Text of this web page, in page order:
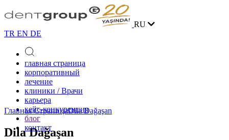
RU
TR EN DE
главная страница
корпоративный
лечение
клиники / Врачи
карьера
кейс-конкуренция
блог
контакт
Главная СтраницаDila Dağaşan
Dila Dağaşan